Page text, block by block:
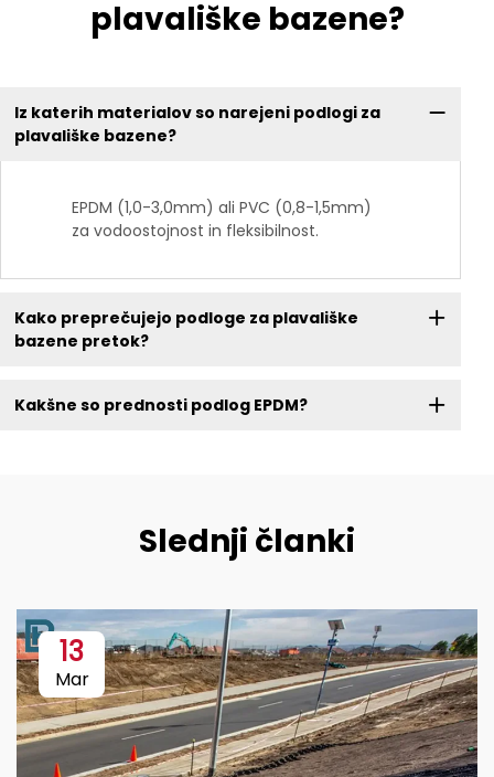
plavališke bazene?
Iz katerih materialov so narejeni podlogi za
plavališke bazene?
EPDM (1,0-3,0mm) ali PVC (0,8-1,5mm)
za vodoostojnost in fleksibilnost.
Kako preprečujejo podloge za plavališke
bazene pretok?
Kakšne so prednosti podlog EPDM?
Slednji članki
13
Mar